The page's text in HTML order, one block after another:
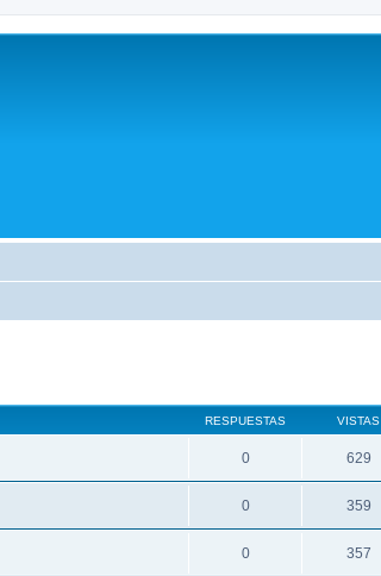
RESPUESTAS VISTAS
0 629
0 359
0 357